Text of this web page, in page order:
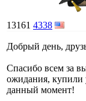
13161 4338
Добрый день,
Спасибо всем за
ожидания, купили
данный момент!